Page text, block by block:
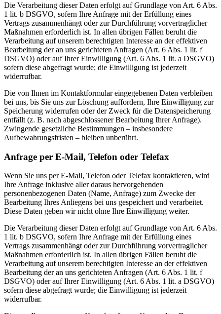
Die Verarbeitung dieser Daten erfolgt auf Grundlage von Art. 6 Abs.
1 lit. b DSGVO, sofern Ihre Anfrage mit der Erfüllung eines
Vertrags zusammenhängt oder zur Durchführung vorvertraglicher
Maßnahmen erforderlich ist. In allen übrigen Fällen beruht die
Verarbeitung auf unserem berechtigten Interesse an der effektiven
Bearbeitung der an uns gerichteten Anfragen (Art. 6 Abs. 1 lit. f
DSGVO) oder auf Ihrer Einwilligung (Art. 6 Abs. 1 lit. a DSGVO)
sofern diese abgefragt wurde; die Einwilligung ist jederzeit
widerrufbar.
Die von Ihnen im Kontaktformular eingegebenen Daten verbleiben
bei uns, bis Sie uns zur Löschung auffordern, Ihre Einwilligung zur
Speicherung widerrufen oder der Zweck für die Datenspeicherung
entfällt (z. B. nach abgeschlossener Bearbeitung Ihrer Anfrage).
Zwingende gesetzliche Bestimmungen – insbesondere
Aufbewahrungsfristen – bleiben unberührt.
Anfrage per E-Mail, Telefon oder Telefax
Wenn Sie uns per E-Mail, Telefon oder Telefax kontaktieren, wird
Ihre Anfrage inklusive aller daraus hervorgehenden
personenbezogenen Daten (Name, Anfrage) zum Zwecke der
Bearbeitung Ihres Anliegens bei uns gespeichert und verarbeitet.
Diese Daten geben wir nicht ohne Ihre Einwilligung weiter.
Die Verarbeitung dieser Daten erfolgt auf Grundlage von Art. 6 Abs.
1 lit. b DSGVO, sofern Ihre Anfrage mit der Erfüllung eines
Vertrags zusammenhängt oder zur Durchführung vorvertraglicher
Maßnahmen erforderlich ist. In allen übrigen Fällen beruht die
Verarbeitung auf unserem berechtigten Interesse an der effektiven
Bearbeitung der an uns gerichteten Anfragen (Art. 6 Abs. 1 lit. f
DSGVO) oder auf Ihrer Einwilligung (Art. 6 Abs. 1 lit. a DSGVO)
sofern diese abgefragt wurde; die Einwilligung ist jederzeit
widerrufbar.